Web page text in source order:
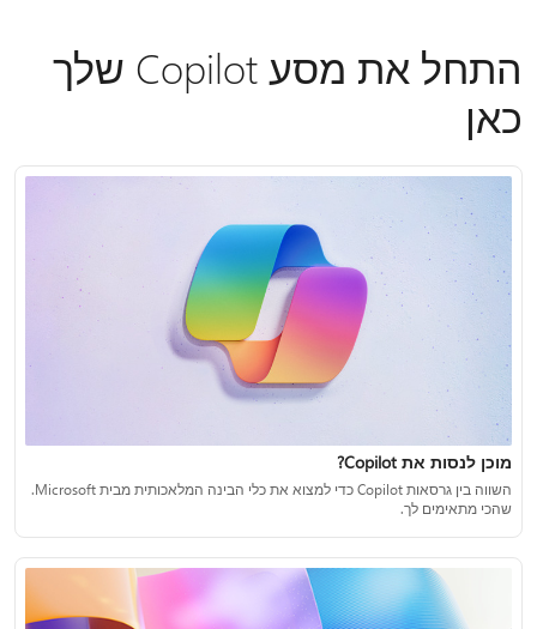
התחל את מסע Copilot שלך
כאן
מוכן לנסות את Copilot?
השווה בין גרסאות Copilot כדי למצוא את כלי הבינה המלאכותית מבית Microsoft.
שהכי מתאימים לך.